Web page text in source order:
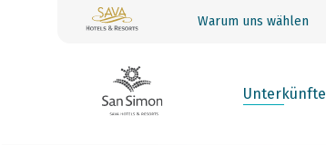
Warum uns wählen
Unterkünfte